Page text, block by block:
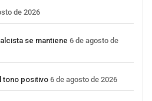
de 2026
se mantiene 6 de agosto de
tono positivo 6 de agosto de 2026